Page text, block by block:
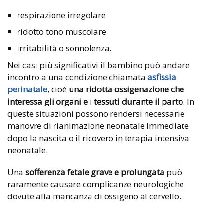
respirazione irregolare
ridotto tono muscolare
irritabilità o sonnolenza.
Nei casi più significativi il bambino può andare
incontro a una condizione chiamata asfissia
perinatale, cioè una ridotta ossigenazione che
interessa gli organi e i tessuti durante il parto. In
queste situazioni possono rendersi necessarie
manovre di rianimazione neonatale immediate
dopo la nascita o il ricovero in terapia intensiva
neonatale.
Una sofferenza fetale grave e prolungata può
raramente causare complicanze neurologiche
dovute alla mancanza di ossigeno al cervello.